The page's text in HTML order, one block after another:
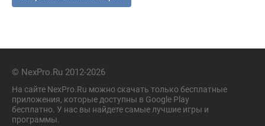
© NexPro.Ru 2012-2026
На сайте NexPro.Ru можно скачать только бесплатные
приложения, которые доступны в Google Play
бесплатно. У нас вы найдете самые лучшие игры и
программы.